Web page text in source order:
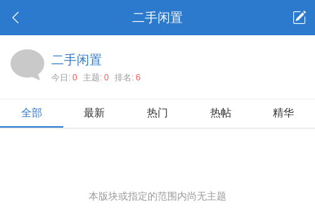
二手闲置
二手闲置
今日: 0 主题: 0 排名: 6
全部 最新 热门 热帖 精华
本版块或指定的范围内尚无主题